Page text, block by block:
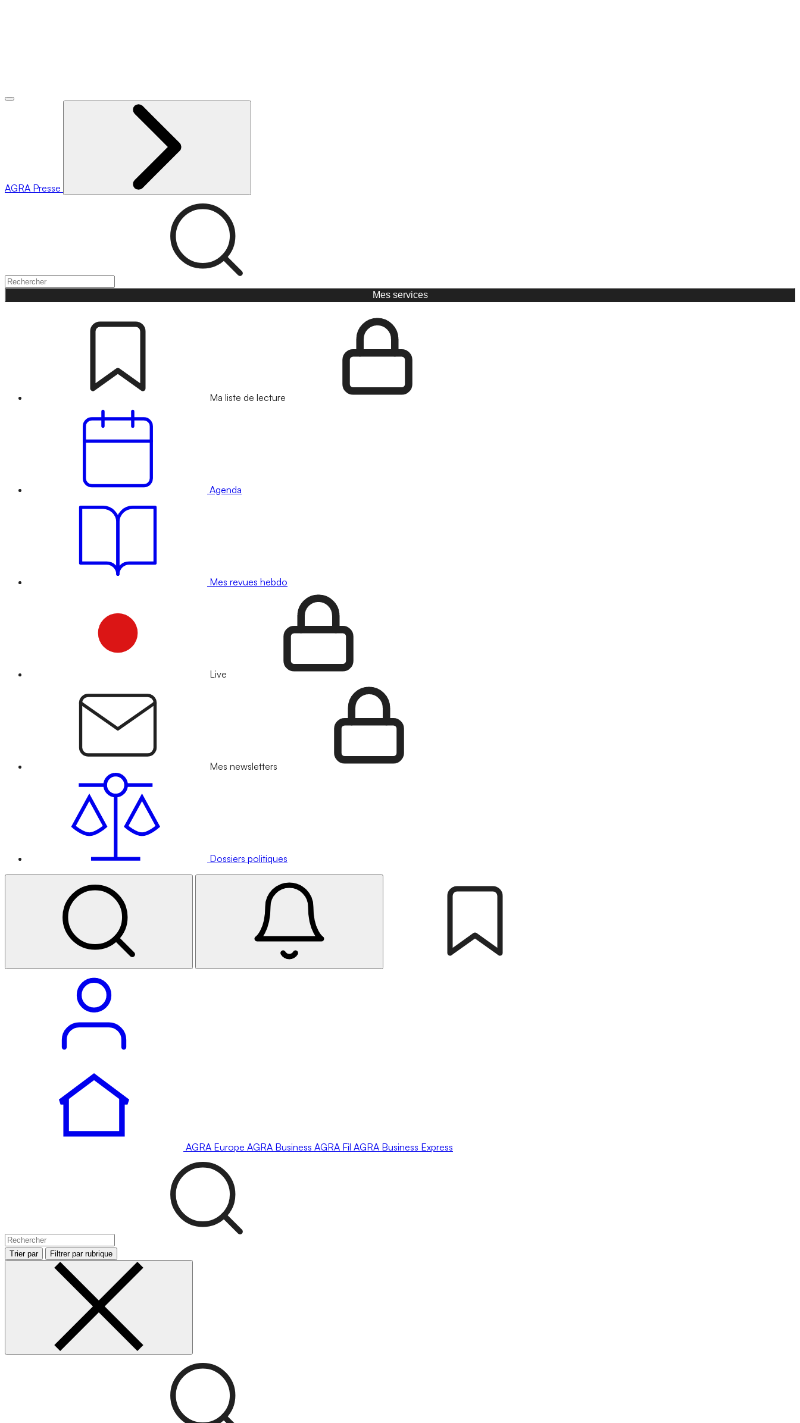
AGRA Presse
Mes services
Ma liste de lecture
Agenda
Mes revues hebdo
Live
Mes newsletters
Dossiers politiques
AGRA Europe AGRA Business AGRA Fil AGRA Business Express
Trier par Filtrer par rubrique